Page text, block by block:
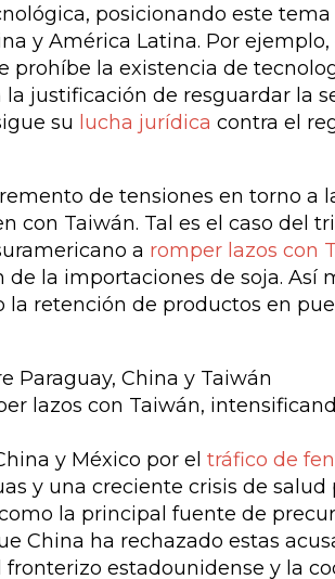
posicionando este
y América Latina. Por ejemplo,
prohíbe la existencia de
la justificación de resguardar la
su lucha jurídica contra el
de tensiones en torno a
con Taiwán. Tal es el caso del
a romper lazos con
de la importaciones de soja.
la retención de productos en
lazos con Taiwán,
y México por el tráfico de
y una creciente crisis de
la principal fuente de
China ha rechazado estas
estadounidense y la